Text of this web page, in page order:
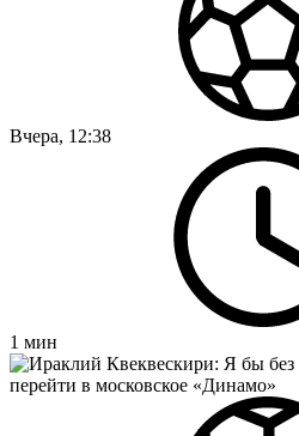
Вчера, 12:38
1 мин